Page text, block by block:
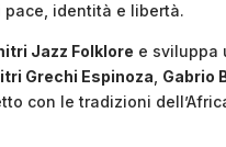
identità e libertà.
Jazz Folklore e sviluppa
Grechi Espinoza Gabrio
con le tradizioni